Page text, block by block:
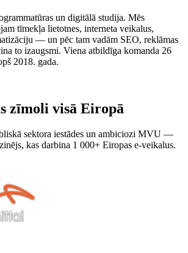
un digitālā studija. Mēs
tīmekļa lietotnes, interneta veikalus,
— un pēc tam vadām SEO, reklāmas
to izaugsmi. Viena atbildīga komanda 26
2018. gada.
zīmoli visā Eiropā
sektora iestādes un ambiciozi MVU —
kas darbina 1 000+ Eiropas e-veikalus.